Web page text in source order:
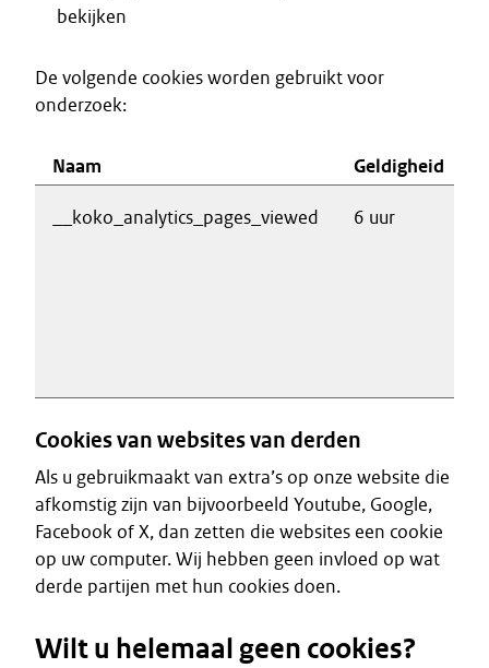
bekijken
De volgende cookies worden gebruikt voor
onderzoek:
Naam Geldigheid
__koko_analytics_pages_viewed 6 uur
Cookies van websites van derden
Als u gebruikmaakt van extra’s op onze website die
afkomstig zijn van bijvoorbeeld Youtube, Google,
Facebook of X, dan zetten die websites een cookie
op uw computer. Wij hebben geen invloed op wat
derde partijen met hun cookies doen.
Wilt u helemaal geen cookies?